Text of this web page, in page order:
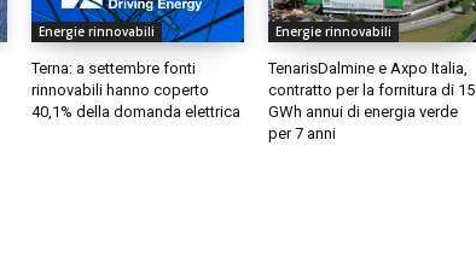
Energie rinnovabili
Terna: a settembre fonti
rinnovabili hanno coperto
40,1% della domanda elettrica
Energie rinnovabili
TenarisDalmine e Axpo Italia,
contratto per la fornitura di 15
GWh annui di energia verde
per 7 anni